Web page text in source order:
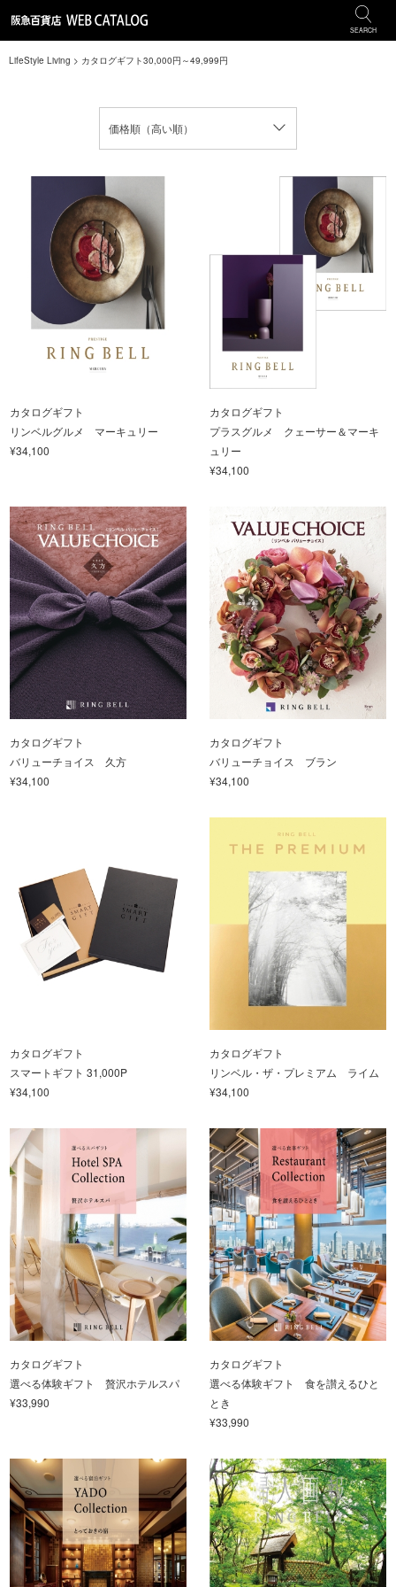
SEARCH
LifeStyle Living > カタログギフト30,000円～49,999円
価格順（高い順）
カタログギフト
リンベルグルメ マーキュリー
¥34,100
カタログギフト
プラスグルメ クェーサー＆マーキ
ュリー
¥34,100
カタログギフト
バリューチョイス 久方
¥34,100
カタログギフト
バリューチョイス ブラン
¥34,100
カタログギフト
スマートギフト 31,000P
¥34,100
カタログギフト
リンベル・ザ・プレミアム ライム
¥34,100
カタログギフト
選べる体験ギフト 贅沢ホテルスパ
¥33,990
カタログギフト
選べる体験ギフト 食を讃えるひと
とき
¥33,990